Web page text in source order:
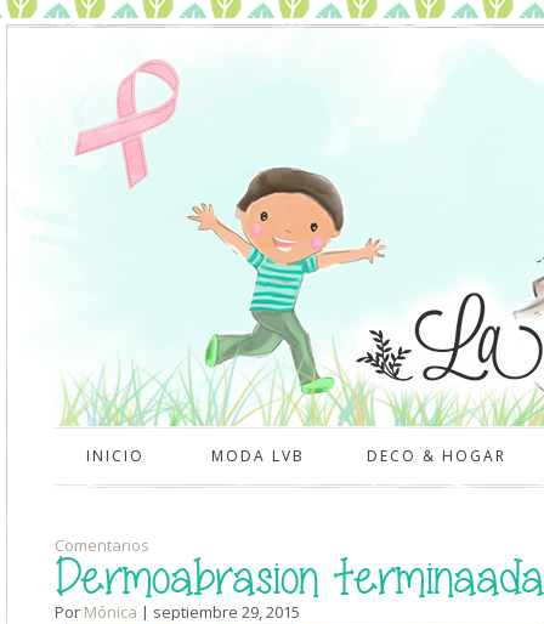
INICIO MODA LVB DECO & HOGAR
Comentarios
Dermoabrasion terminaada
Por Mónica | septiembre 29, 2015